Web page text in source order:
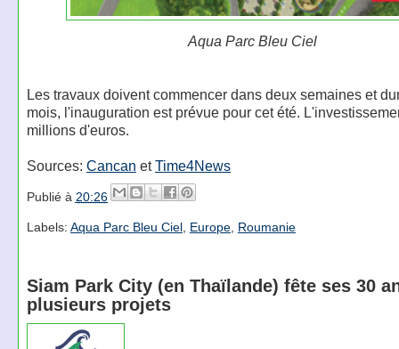
Aqua Parc Bleu Ciel
Les travaux doivent commencer dans deux semaines et
mois, l'inauguration est prévue pour cet été.
millions d'euros.
Sources: Cancan etTime4News
Publié à 20:26
Labels: Aqua Parc Bleu Ciel, Europe, Roumanie
Siam Park City (en Thaïlande) fête ses 30
plusieurs projets